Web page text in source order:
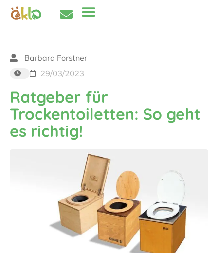
Barbara Forstner
29/03/2023
Ratgeber für
Trockentoiletten: So geht
es richtig!